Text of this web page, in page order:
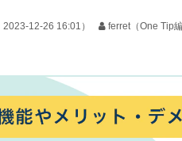
2023-12-26 16:01 ）
ferret（One Tip編